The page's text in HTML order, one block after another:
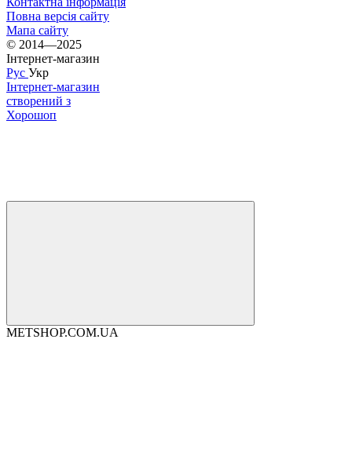
Повна версія сайту
Мапа сайту
© 2014—2025
Інтернет-магазин
Рус Укр
Інтернет-магазин
створений з
Хорошоп
METSHOP.COM.UA